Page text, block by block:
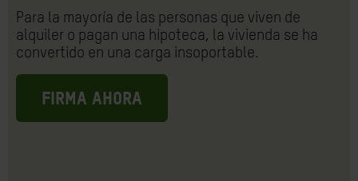
Para la mayoría de las personas que viven de
alquiler o pagan una hipoteca, la vivienda se ha
convertido en una carga insoportable.
FIRMA AHORA